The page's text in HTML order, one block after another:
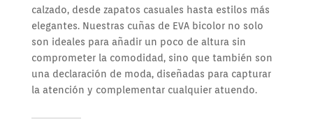
calzado, desde zapatos casuales hasta estilos más
elegantes. Nuestras cuñas de EVA bicolor no solo
son ideales para añadir un poco de altura sin
comprometer la comodidad, sino que también son
una declaración de moda, diseñadas para capturar
la atención y complementar cualquier atuendo.